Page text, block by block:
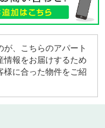
、こちらのアパート
情報をお届けするため
様に合った物件をご紹